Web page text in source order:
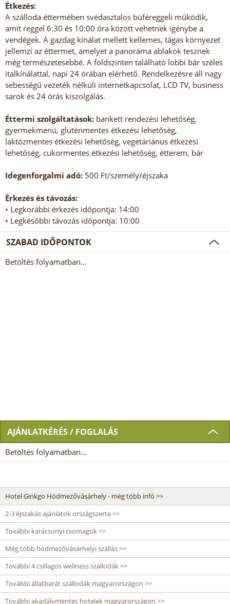
Étkezés:
A szálloda éttermében svédasztalos büféreggeli működik,
amit reggel 6:30 és 10:00 óra között vehetnek igénybe a
vendégek. A gazdag kínálat mellett kellemes, tágas környezet
jellemzi az éttermet, amelyet a panoráma ablakok tesznek
még természetesebbé. A földszinten található lobbi bár széles
italkínálattal, napi 24 órában elérhető. Rendelkezésre áll nagy
sebességű vezeték nélküli internetkapcsolat, LCD TV, business
sarok és 24 órás kiszolgálás.
Éttermi szolgáltatások: bankett rendezési lehetőség,
gyermekmenü, gluténmentes étkezési lehetőség,
laktózmentes étkezési lehetőség, vegetáriánus étkezési
lehetőség, cukormentes étkezési lehetőség, étterem, bár
Idegenforgalmi adó: 500 Ft/személy/éjszaka
Érkezés és távozás:
• Legkorábbi érkezés időpontja: 14:00
• Legkésőbbi távozás időpontja: 10:00
SZABAD IDŐPONTOK
Betöltés folyamatban...
AJÁNLATKÉRÉS / FOGLALÁS
Betöltés folyamatban...
Hotel Ginkgo Hódmezővásárhely - még több infó >>
2-3 éjszakás ajánlatok országszerte >>
További karácsonyi csomagok >>
Még több hódmezővásárhelyi szállás >>
További 4 csillagos wellness szállodák >>
További állatbarát szállodák magyarországon >>
További akadálymentes hotelek magyarországon >>